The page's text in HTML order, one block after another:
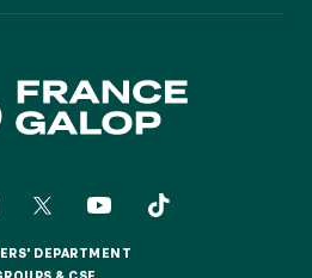
DEPARTMENT
& CSE